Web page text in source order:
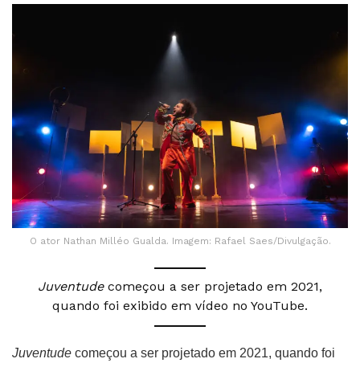
O ator Nathan Milléo Gualda. Imagem: Rafael Saes/Divulgação.
Juventudecomeçou a ser projetado em 2021,
quando foi exibido em vídeo no YouTube.
Juventude começou a ser projetado em 2021, quando foi